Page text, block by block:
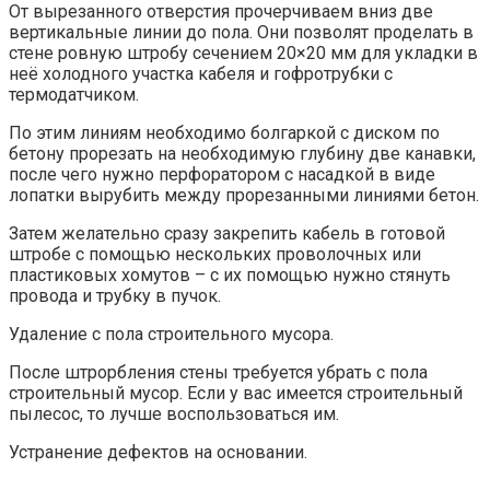
От вырезанного отверстия прочерчиваем вниз две
вертикальные линии до пола. Они позволят проделать в
стене ровную штробу сечением 20×20 мм для укладки в
неё холодного участка кабеля и гофротрубки с
термодатчиком.
По этим линиям необходимо болгаркой с диском по
бетону прорезать на необходимую глубину две канавки,
после чего нужно перфоратором с насадкой в виде
лопатки вырубить между прорезанными линиями бетон.
Затем желательно сразу закрепить кабель в готовой
штробе с помощью нескольких проволочных или
пластиковых хомутов – с их помощью нужно стянуть
провода и трубку в пучок.
Удаление с пола строительного мусора.
После штрорбления стены требуется убрать с пола
строительный мусор. Если у вас имеется строительный
пылесос, то лучше воспользоваться им.
Устранение дефектов на основании.